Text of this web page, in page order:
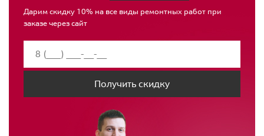
Дарим скидку 10% на все виды ремонтных работ при
заказе через сайт
Получить скидку